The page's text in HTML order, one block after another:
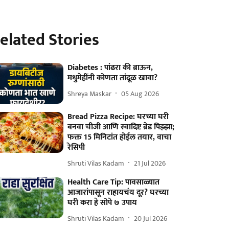
Stories
Diabetes : पांढरा की ब्राऊन,
मधुमेहींनी कोणता तांदूळ खावा?
Shreya Maskar 05 Aug 2026
Bread Pizza Recipe: घरच्या घरी
बनवा चीजी आणि स्वादिष्ट ब्रेड पिझ्झा;
फक्त 15 मिनिटांत होईल तयार, वाचा
रेसिपी
Shruti Vilas Kadam 21 Jul 2026
Health Care Tip: पावसाळ्यात
आजारांपासून राहायचंय दूर? घरच्या
घरी करा हे सोपे ७ उपाय
Shruti Vilas Kadam 20 Jul 2026